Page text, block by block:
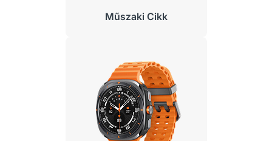
Műszaki Cikk